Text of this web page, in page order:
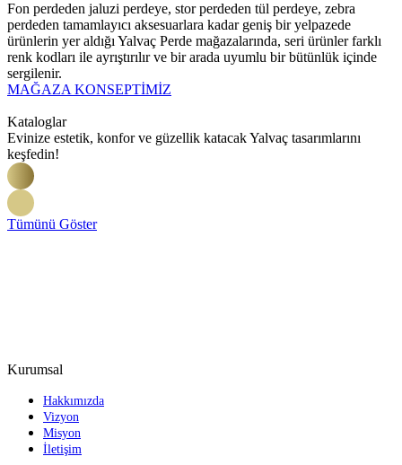
Fon perdeden jaluzi perdeye, stor perdeden tül perdeye, zebra
perdeden tamamlayıcı aksesuarlara kadar geniş bir yelpazede
ürünlerin yer aldığı Yalvaç Perde mağazalarında, seri ürünler farklı
renk kodları ile ayrıştırılır ve bir arada uyumlu bir bütünlük içinde
sergilenir.
MAĞAZA KONSEPTİMİZ
Kataloglar
Evinize estetik, konfor ve güzellik katacak Yalvaç tasarımlarını
keşfedin!
Tümünü Göster
Kurumsal
Hakkımızda
Vizyon
Misyon
İletişim